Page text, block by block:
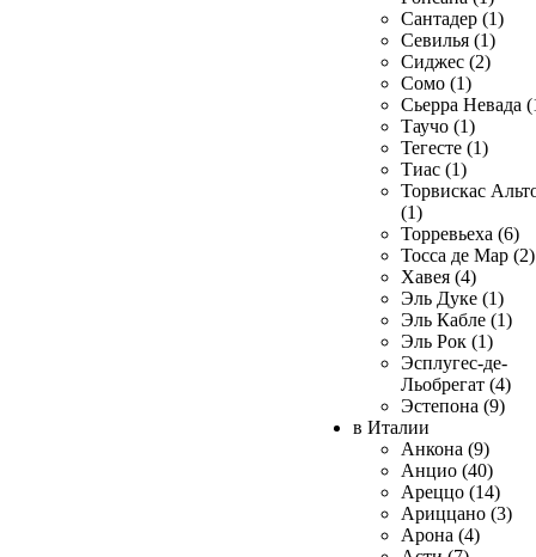
Сантадер (1)
Севилья (1)
Сиджес (2)
Сомо (1)
Сьерра Невада
Таучо (1)
Тегесте (1)
Тиас (1)
Торвискас
(1)
Торревьеха (6)
Тосса де Мар (2)
Хавея (4)
Эль Дуке (1)
Эль Кабле (1)
Эль Рок (1)
Эсплугес-де-
Льобрегат (4)
Эстепона (9)
в Италии
Анкона (9)
Анцио (40)
Ареццо (14)
Ариццано (3)
Арона (4)